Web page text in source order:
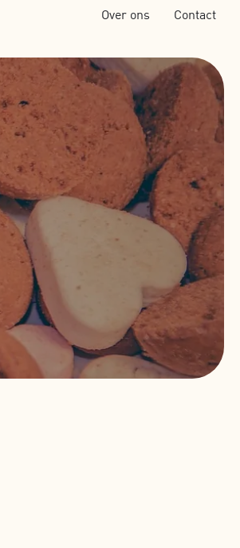
Over ons Contact